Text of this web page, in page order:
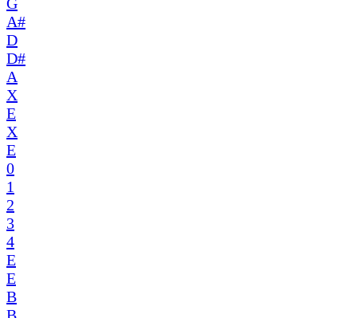
A#
D
D#
A
X
E
X
E
0
1
2
3
4
E
E
B